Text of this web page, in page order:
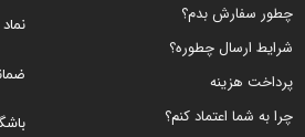
چطور سفارش بدم؟
شرایط ارسال چطوره؟
پرداخت هزینه
چرا به شما اعتماد کنم؟